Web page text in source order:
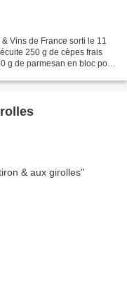
Vins de France sorti le 11
250 g de cèpes frais
g de parmesan en bloc pour